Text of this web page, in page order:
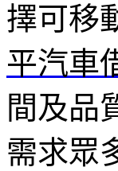
擇可移
平汽車
間及品
需求眾